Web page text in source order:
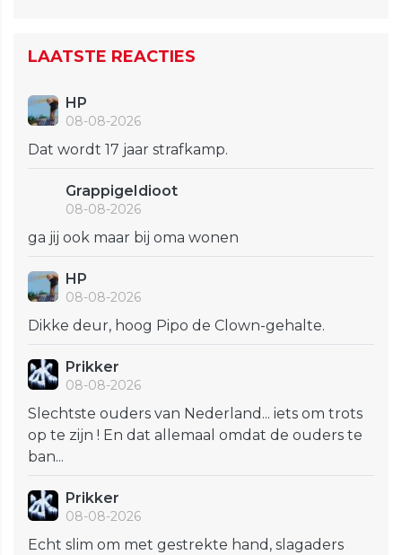
LAATSTE REACTIES
HP
08-08-2026
Dat wordt 17 jaar strafkamp.
GrappigeIdioot
08-08-2026
ga jij ook maar bij oma wonen
HP
08-08-2026
Dikke deur, hoog Pipo de Clown-gehalte.
Prikker
08-08-2026
Slechtste ouders van Nederland... iets om trots
op te zijn ! En dat allemaal omdat de ouders te
ban...
Prikker
08-08-2026
Echt slim om met gestrekte hand, slagaders